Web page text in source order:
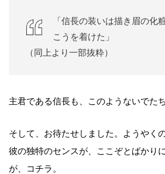
「信長の装いは描き眉の化
こうを着けた」
（同上より一部抜粋）
主君である信長も、このようないでた
そして、お待たせしました。ようやく
彼の独特のセンスが、ここぞとばかり
が、コチラ。